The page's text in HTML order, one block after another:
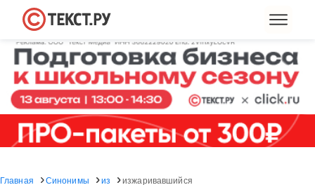
Главная Синонимы из изжаривавшийся